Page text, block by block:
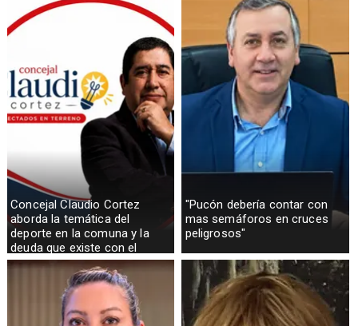
Concejal Claudio Cortez
aborda la temática del
deporte en la comuna y la
deuda que existe con el
sector rural
"Pucón debería contar con
mas semáforos en cruces
peligrosos"